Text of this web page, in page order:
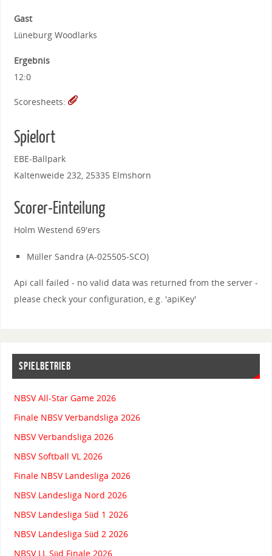
Gast
Lüneburg Woodlarks
Ergebnis
12:0
Scoresheets:
Spielort
EBE-Ballpark
Kaltenweide 232, 25335 Elmshorn
Scorer-Einteilung
Holm Westend 69'ers
Müller Sandra (A-025505-SCO)
Api call failed - no valid data was returned from the server -
please check your configuration, e.g. 'apiKey'
SPIELBETRIEB
NBSV All-Star Game 2026
Finale NBSV Verbandsliga 2026
NBSV Verbandsliga 2026
NBSV Softball VL 2026
Finale NBSV Landesliga 2026
NBSV Landesliga Nord 2026
NBSV Landesliga Süd 1 2026
NBSV Landesliga Süd 2 2026
NBSV LL Süd Finale 2026